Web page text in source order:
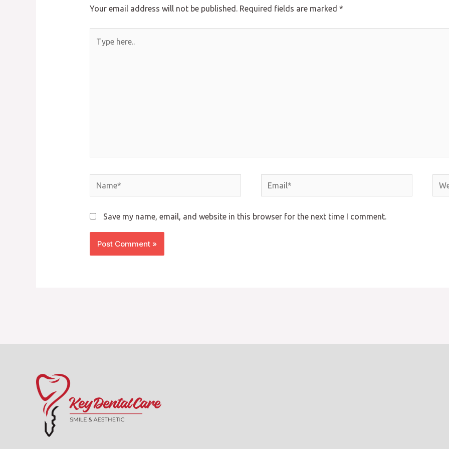
Your email address will not be published. Required fields are marked *
here..
Name* Email*
Save my name, email, and website in this browser for the next time I comment.